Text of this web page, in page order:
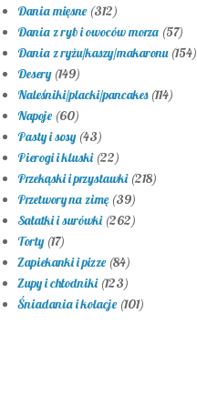
Dania mięsne (312)
Dania z ryb i owoców morza (57)
Dania z ryżu/kaszy/makaronu (154)
Desery (149)
Naleśniki/placki/pancakes (114)
Napoje (60)
Pasty i sosy (43)
Pierogi i kluski (22)
Przekąski i przystawki (218)
Przetwory na zimę (39)
Sałatki i surówki (262)
Torty (17)
Zapiekanki i pizze (84)
Zupy i chłodniki (123)
Śniadania i kolacje (101)